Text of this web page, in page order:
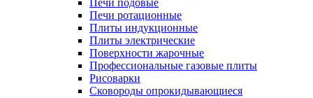
Печи подовые
Печи ротационные
Плиты индукционные
Плиты электрические
Поверхности жарочные
Профессиональные газовые плиты
Рисоварки
Сковороды опрокидывающиеся